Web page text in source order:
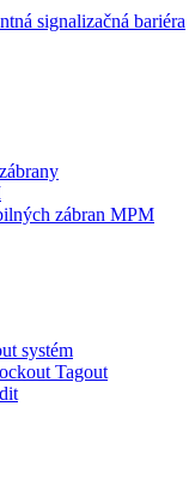
signalizačná bariéra
zábran MPM
systém
Tagout